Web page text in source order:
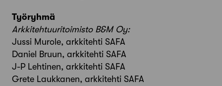
Työryhmä
Arkkitehtuuritoimisto B&M Oy:
Jussi Murole, arkkitehti SAFA
Daniel Bruun, arkkitehti SAFA
J-P Lehtinen, arkkitehti SAFA
Grete Laukkanen, arkkitehti SAFA